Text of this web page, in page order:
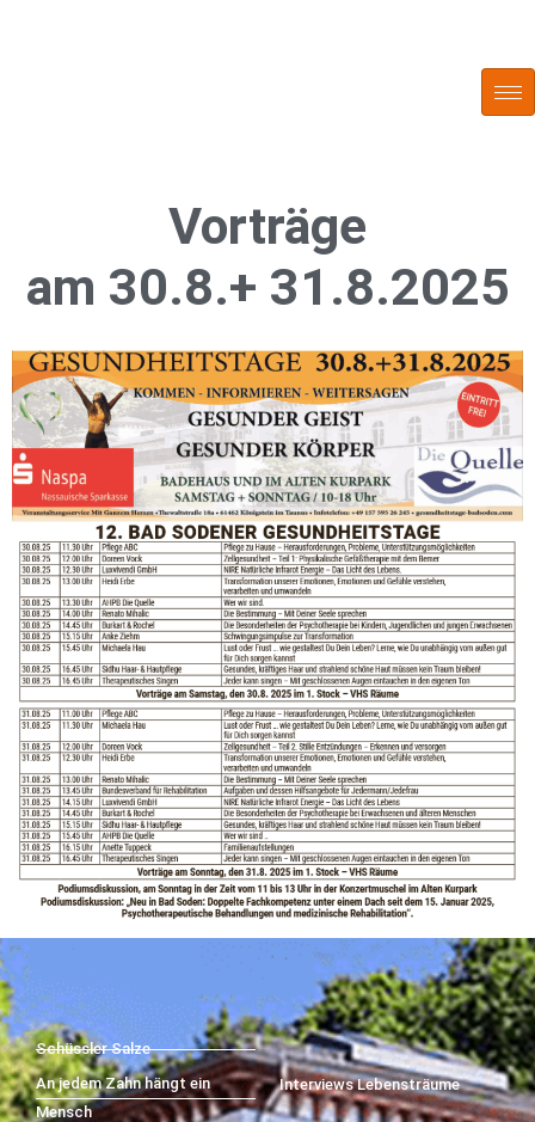
Vorträge
am 30.8.+ 31.8.2025
Schüssler Salze
An jedem Zahn hängt ein
Mensch
Interviews Lebensträume